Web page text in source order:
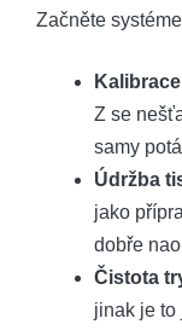
Začněte
Z se
samy
Údržba
jako
dobře
Čistota
jinak je to